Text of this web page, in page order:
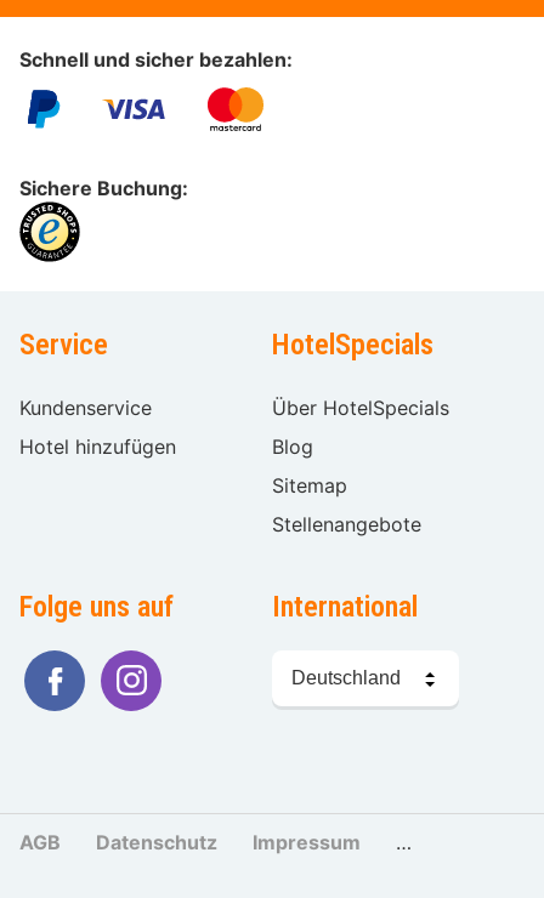
Schnell und sicher bezahlen:
Sichere Buchung:
Service
Kundenservice
Hotel hinzufügen
HotelSpecials
Über HotelSpecials
Blog
Sitemap
Stellenangebote
Folge uns auf International
wählen
AGB Datenschutz Impressum Cookies und